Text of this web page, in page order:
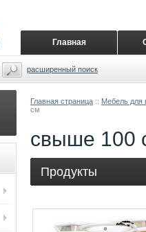
Главная страница :: Мебель для
см
свыше 100
Продукты
Главная
расширенный поиск